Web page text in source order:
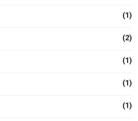
(1)
(2)
(1)
(1)
(1)